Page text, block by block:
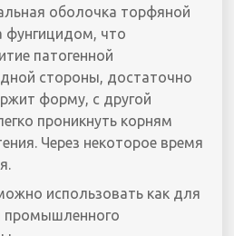
оболочка торфяной
фунгицидом, что
патогенной
стороны, достаточно
форму, с другой
проникнуть корням
Через некоторое время
использовать как для
промышленного